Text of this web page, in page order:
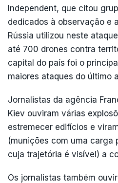
Independent, que citou
dedicados à observação e
Rússia utilizou neste
até 700 drones contra
capital do país foi o
maiores ataques do último
Jornalistas da agência
Kiev ouviram várias
estremecer edifícios e
(munições com uma carga
cuja trajetória é visível) a
Os jornalistas também